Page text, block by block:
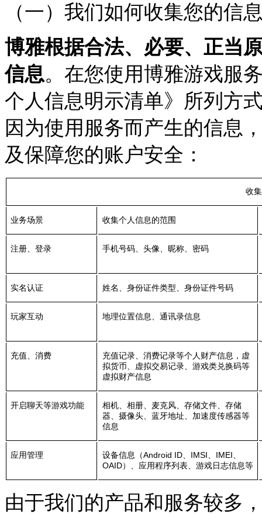
（一）我们如何收集您的信
博雅根据合法、必要、正当
信息。在您使用博雅游戏服
个人信息明示清单》所列方
因为使用服务而产生的信息
及保障您的账户安全：
收
业务场景 收集个人信息的范围
注册、登录 手机号码、头像、昵称、密码
实名认证 姓名、身份证件类型、身份证件号码
玩家互动 地理位置信息、通讯录信息
充值、消费
充值记录、消费记录等个人财产信息，虚
拟货币、虚拟交易记录、游戏类兑换码等
虚拟财产信息
开启聊天等游戏功能
相机、相册、麦克风、存储文件、存储
器、摄像头、蓝牙地址、加速度传感器等
信息
应用管理
设备信息（Android ID、IMSI、IMEI、
OAID）、应用程序列表、游戏日志信息等
由于我们的产品和服务较多